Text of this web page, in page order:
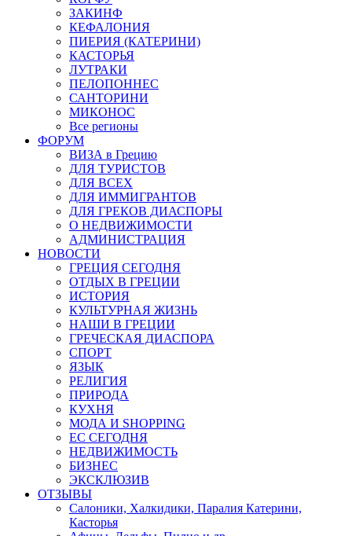
ЗАКИНФ
КЕФАЛОНИЯ
ПИЕРИЯ (КАТЕРИНИ)
КАСТОРЬЯ
ЛУТРАКИ
ПЕЛОПОННЕС
САНТОРИНИ
МИКОНОС
Все регионы
ФОРУМ
ВИЗА в Грецию
ДЛЯ ТУРИСТОВ
ДЛЯ ВСЕХ
ДЛЯ ИММИГРАНТОВ
ДЛЯ ГРЕКОВ ДИАСПОРЫ
О НЕДВИЖИМОСТИ
АДМИНИСТРАЦИЯ
НОВОСТИ
ГРЕЦИЯ СЕГОДНЯ
ОТДЫХ В ГРЕЦИИ
ИСТОРИЯ
КУЛЬТУРНАЯ ЖИЗНЬ
НАШИ В ГРЕЦИИ
ГРЕЧЕСКАЯ ДИАСПОРА
СПОРТ
ЯЗЫК
РЕЛИГИЯ
ПРИРОДА
КУХНЯ
МОДА И SHOPPING
ЕС СЕГОДНЯ
НЕДВИЖИМОСТЬ
БИЗНЕС
ЭКСКЛЮЗИВ
ОТЗЫВЫ
Салоники, Халкидики, Паралия Катерини,
Касторья